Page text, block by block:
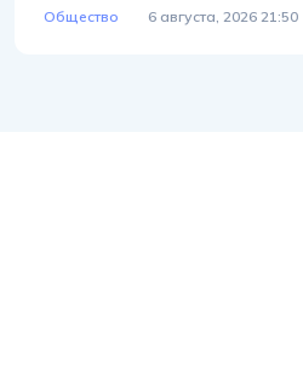
Общество 6 августа, 2026 21:50